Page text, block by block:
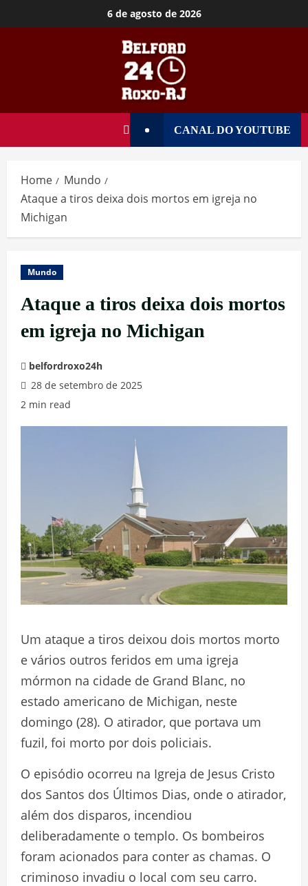
6 de agosto de 2026
CANAL DO YOUTUBE
Home
Mundo
Ataque a tiros deixa dois mortos em igreja no
Michigan
Mundo
Ataque a tiros deixa dois mortos
em igreja no Michigan
belfordroxo24h
28 de setembro de 2025
2 min read
Um ataque a tiros deixou dois mortos morto
e vários outros feridos em uma igreja
mórmon na cidade de Grand Blanc, no
estado americano de Michigan, neste
domingo (28). O atirador, que portava um
fuzil, foi morto por dois policiais.
O episódio ocorreu na Igreja de Jesus Cristo
dos Santos dos Últimos Dias, onde o atirador,
além dos disparos, incendiou
deliberadamente o templo. Os bombeiros
foram acionados para conter as chamas. O
criminoso invadiu o local com seu carro.